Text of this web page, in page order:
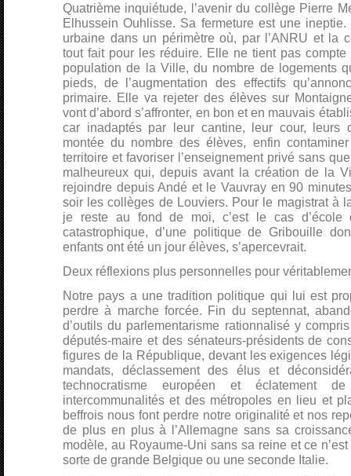
Quatrième inquiétude, l’avenir du collège Pierre
Elhussein Ouhlisse. Sa fermeture est une
urbaine dans un périmètre où, par l’ANRU et la
tout fait pour les réduire. Elle ne tient pas compte
population de la Ville, du nombre de logements
pieds, de l’augmentation des effectifs
primaire. Elle va rejeter des élèves sur
vont d’abord s’affronter, en bon et en mauvais
car inadaptés par leur cantine, leur cour, leurs
montée du nombre des élèves, enfin
territoire et favoriser l’enseignement privé sans
malheureux qui, depuis avant la création de la
rejoindre depuis Andé et le Vauvray en 90
soir les collèges de Louviers. Pour le magistrat à
je reste au fond de moi, c’est le cas d’école
catastrophique, d’une politique de Gribouille
enfants ont été un jour élèves, s’apercevrait.
Deux réflexions plus personnelles pour
Notre pays a une tradition politique qui lui est
perdre à marche forcée. Fin du septennat,
d’outils du parlementarisme rationnalisé y
députés-maire et des sénateurs-présidents de
figures de la République, devant les exigences
mandats, déclassement des élus et
technocratisme européen et éclatement
intercommunalités et des métropoles en lieu et
beffrois nous font perdre notre originalité et nos
de plus en plus à l’Allemagne sans sa
modèle, au Royaume-Uni sans sa reine et ce
sorte de grande Belgique ou une seconde Italie.